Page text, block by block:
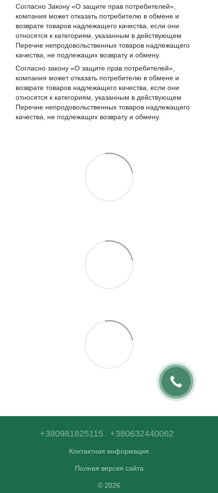
Согласно Закону «О защите прав потребителей»,
компания может отказать потребителю в обмене и
возврате товаров надлежащего качества, если они
относятся к категориям, указанным в действующем
Перечне непродовольственных товаров надлежащего
качества, не подлежащих возврату и обмену.
Согласно закону «О защите прав потребителей»,
компания может отказать потребителю в обмене и
возврате товаров надлежащего качества, если они
относятся к категориям, указанным в действующем
Перечне непродовольственных товаров надлежащего
качества, не подлежащих возврату и обмену.
+380981825115 +380632440062
Контактная информация
Полная версия сайта
© 2026